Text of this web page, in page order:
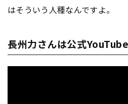
はそういう人種なんですよ。
長州力さんは公式